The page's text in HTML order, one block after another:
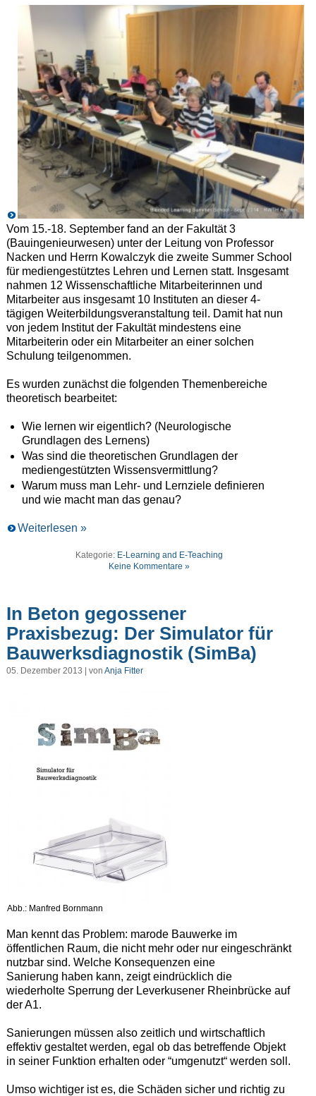
Vom 15.-18. September fand an der Fakultät 3
(Bauingenieurwesen) unter der Leitung von Professor
Nacken und Herrn Kowalczyk die zweite Summer School
für mediengestütztes Lehren und Lernen statt. Insgesamt
nahmen 12 Wissenschaftliche Mitarbeiterinnen und
Mitarbeiter aus insgesamt 10 Instituten an dieser 4-
tägigen Weiterbildungsveranstaltung teil. Damit hat nun
von jedem Institut der Fakultät mindestens eine
Mitarbeiterin oder ein Mitarbeiter an einer solchen
Schulung teilgenommen.
Es wurden zunächst die folgenden Themenbereiche
theoretisch bearbeitet:
Wie lernen wir eigentlich? (Neurologische
Grundlagen des Lernens)
Was sind die theoretischen Grundlagen der
mediengestützten Wissensvermittlung?
Warum muss man Lehr- und Lernziele definieren
und wie macht man das genau?
Weiterlesen »
Kategorie: E-Learning and E-Teaching
Keine Kommentare »
In Beton gegossener
Praxisbezug: Der Simulator für
Bauwerksdiagnostik (SimBa)
05. Dezember 2013 | von Anja Fitter
Abb.: Manfred Bornmann
Man kennt das Problem: marode Bauwerke im
öffentlichen Raum, die nicht mehr oder nur eingeschränkt
nutzbar sind. Welche Konsequenzen eine
Sanierung haben kann, zeigt eindrücklich die
wiederholte Sperrung der Leverkusener Rheinbrücke auf
der A1.
Sanierungen müssen also zeitlich und wirtschaftlich
effektiv gestaltet werden, egal ob das betreffende Objekt
in seiner Funktion erhalten oder “umgenutzt“ werden soll.
Umso wichtiger ist es, die Schäden sicher und richtig zu